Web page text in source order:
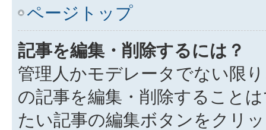
ページトップ
記事を編集・削除するには？
管理人かモデレータでない限
の記事を編集・削除すること
たい記事の編集ボタンをクリ